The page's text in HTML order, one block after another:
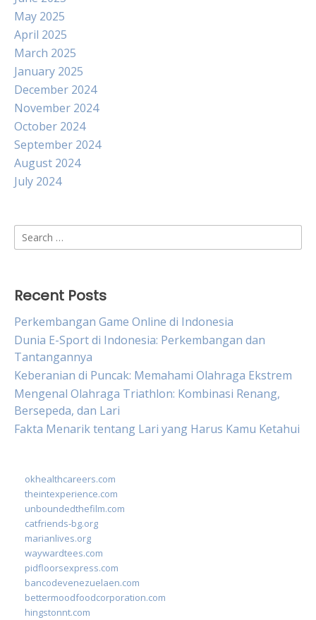
May 2025
April 2025
March 2025
January 2025
December 2024
November 2024
October 2024
September 2024
August 2024
July 2024
Search
for:
Recent Posts
Perkembangan Game Online di Indonesia
Dunia E-Sport di Indonesia: Perkembangan dan
Tantangannya
Keberanian di Puncak: Memahami Olahraga Ekstrem
Mengenal Olahraga Triathlon: Kombinasi Renang,
Bersepeda, dan Lari
Fakta Menarik tentang Lari yang Harus Kamu Ketahui
okhealthcareers.com
theintexperience.com
unboundedthefilm.com
catfriends-bg.org
marianlives.org
waywardtees.com
pidfloorsexpress.com
bancodevenezuelaen.com
bettermoodfoodcorporation.com
hingstonnt.com